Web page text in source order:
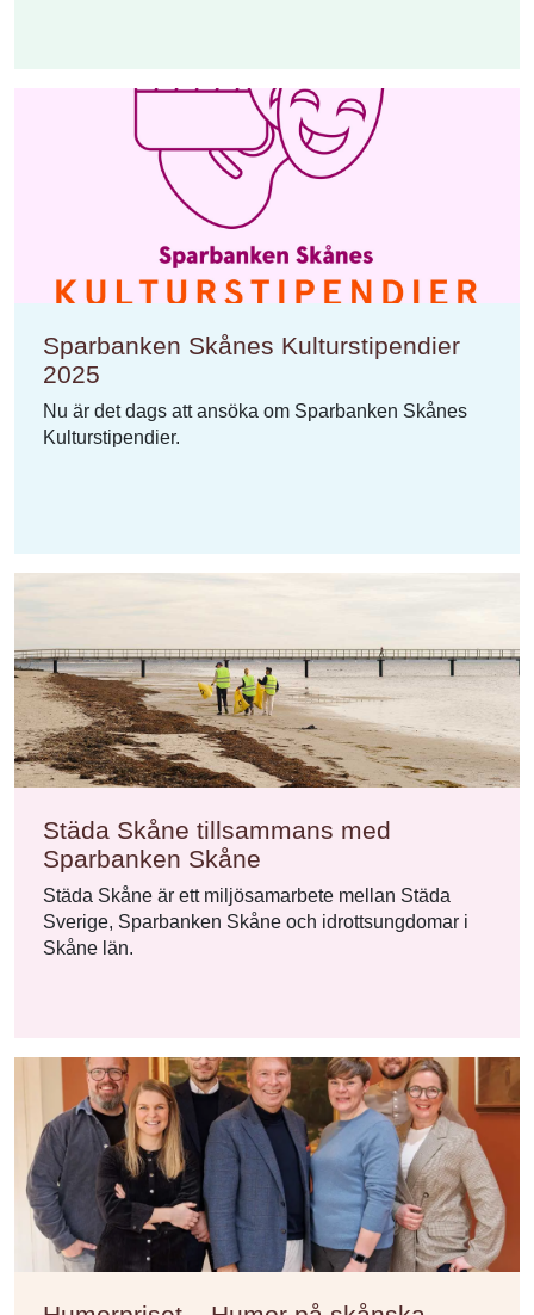
Sparbanken Skånes Kulturstipendier
2025
Nu är det dags att ansöka om Sparbanken Skånes
Kulturstipendier.
Städa Skåne tillsammans med
Sparbanken Skåne
Städa Skåne är ett miljösamarbete mellan Städa
Sverige, Sparbanken Skåne och idrottsungdomar i
Skåne län.